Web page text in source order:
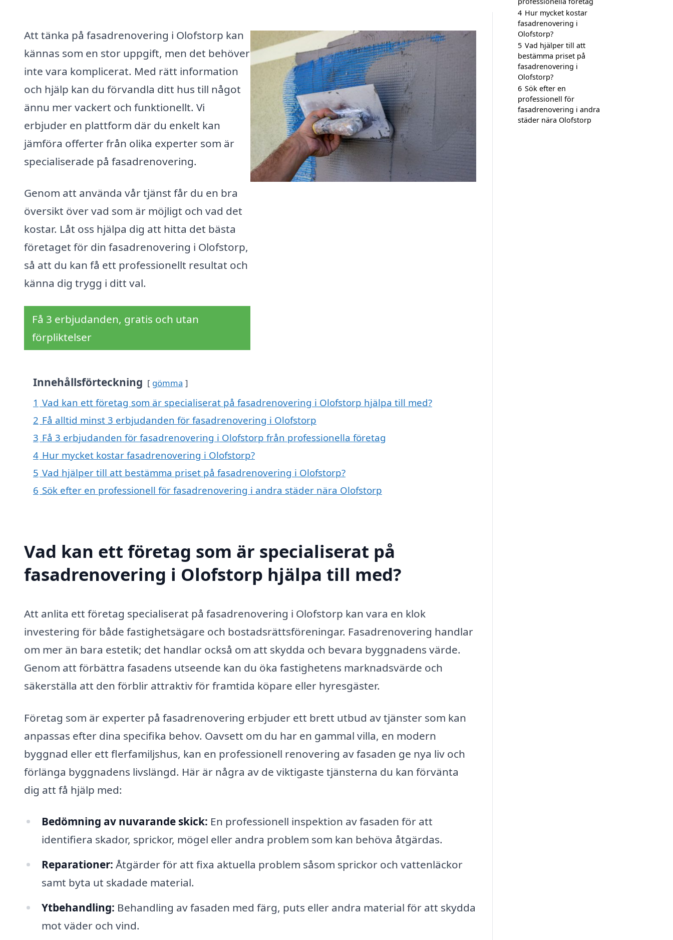
Att tänka på fasadrenovering i Olofstorp kan
kännas som en stor uppgift, men det behöver
inte vara komplicerat. Med rätt information
och hjälp kan du förvandla ditt hus till något
ännu mer vackert och funktionellt. Vi
erbjuder en plattform där du enkelt kan
jämföra offerter från olika experter som är
specialiserade på fasadrenovering.
Genom att använda vår tjänst får du en bra
översikt över vad som är möjligt och vad det
kostar. Låt oss hjälpa dig att hitta det bästa
företaget för din fasadrenovering i Olofstorp,
så att du kan få ett professionellt resultat och
känna dig trygg i ditt val.
Få 3 erbjudanden, gratis och utan
förpliktelser
Innehållsförteckning gömma
1 Vad kan ett företag som är specialiserat på fasadrenovering i Olofstorp hjälpa till med?
2 Få alltid minst 3 erbjudanden för fasadrenovering i Olofstorp
3 Få 3 erbjudanden för fasadrenovering i Olofstorp från professionella företag
4 Hur mycket kostar fasadrenovering i Olofstorp?
5 Vad hjälper till att bestämma priset på fasadrenovering i Olofstorp?
6 Sök efter en professionell för fasadrenovering i andra städer nära Olofstorp
Vad kan ett företag som är specialiserat på
fasadrenovering i Olofstorp hjälpa till med?
Att anlita ett företag specialiserat på fasadrenovering i Olofstorp kan vara en klok
investering för både fastighetsägare och bostadsrättsföreningar. Fasadrenovering handlar
om mer än bara estetik; det handlar också om att skydda och bevara byggnadens värde.
Genom att förbättra fasadens utseende kan du öka fastighetens marknadsvärde och
säkerställa att den förblir attraktiv för framtida köpare eller hyresgäster.
Företag som är experter på fasadrenovering erbjuder ett brett utbud av tjänster som kan
anpassas efter dina specifika behov. Oavsett om du har en gammal villa, en modern
byggnad eller ett flerfamiljshus, kan en professionell renovering av fasaden ge nya liv och
förlänga byggnadens livslängd. Här är några av de viktigaste tjänsterna du kan förvänta
dig att få hjälp med:
Bedömning av nuvarande skick: En professionell inspektion av fasaden för att
identifiera skador, sprickor, mögel eller andra problem som kan behöva åtgärdas.
Reparationer: Åtgärder för att fixa aktuella problem såsom sprickor och vattenläckor
samt byta ut skadade material.
Ytbehandling: Behandling av fasaden med färg, puts eller andra material för att skydda
mot väder och vind.
4 Hur mycket kostar
fasadrenovering i
Olofstorp?
5 Vad hjälper till att
bestämma priset på
fasadrenovering i
Olofstorp?
6 Sök efter en
professionell för
fasadrenovering i andra
städer nära Olofstorp